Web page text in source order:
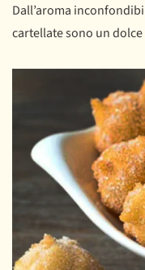
Dall’aroma
cartellate sono un